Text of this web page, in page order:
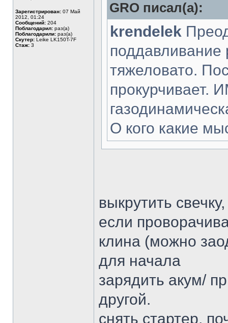
Зарегистрирован: 07 Май
2012, 01:24
Сообщений: 204
Поблагодарил: раз(а)
Поблагодарили: раз(а)
Скутер: Leike LK150T-7F
Стаж: 3
GRO писал(а):
krendelek
поддавливание
тяжеловато.
прокурчивает.
О кого какие
выкрутить
если
клина (можно
для начала
зарядить акум/
другой.
снять стартер,